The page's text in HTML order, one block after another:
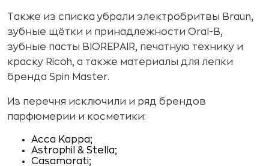
Также из списка убрали электробритвы Braun,
зубные щётки и принадлежности Oral-B,
зубные пасты BIOREPAIR, печатную технику и
краску Ricoh, а также материалы для лепки
бренда Spin Master.
Из перечня исключили и ряд брендов
парфюмерии и косметики:
Acca Kappa;
Astrophil & Stella;
Casamorati;